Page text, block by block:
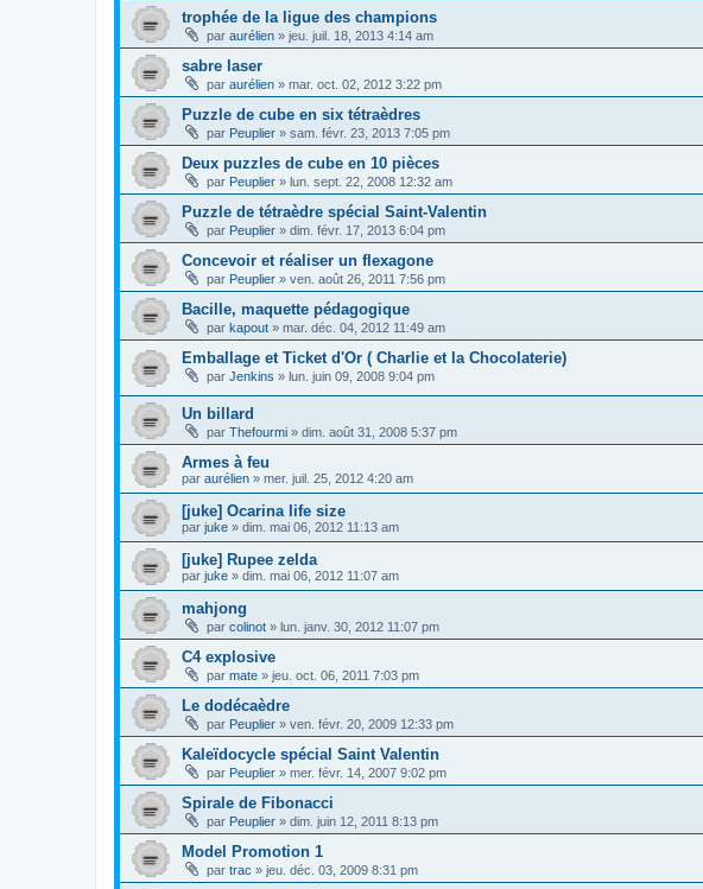
trophée de la ligue des champions
par aurélien » jeu. juil. 18, 2013 4:14 am
sabre laser
par aurélien » mar. oct. 02, 2012 3:22 pm
Puzzle de cube en six tétraèdres
par Peuplier » sam. févr. 23, 2013 7:05 pm
Deux puzzles de cube en 10 pièces
par Peuplier » lun. sept. 22, 2008 12:32 am
Puzzle de tétraèdre spécial Saint-Valentin
par Peuplier » dim. févr. 17, 2013 6:04 pm
Concevoir et réaliser un flexagone
par Peuplier » ven. août 26, 2011 7:56 pm
Bacille, maquette pédagogique
par kapout » mar. déc. 04, 2012 11:49 am
Emballage et Ticket d'Or ( Charlie et la Chocolaterie)
par Jenkins » lun. juin 09, 2008 9:04 pm
Un billard
par Thefourmi » dim. août 31, 2008 5:37 pm
Armes à feu
par aurélien » mer. juil. 25, 2012 4:20 am
[juke] Ocarina life size
par juke » dim. mai 06, 2012 11:13 am
[juke] Rupee zelda
par juke » dim. mai 06, 2012 11:07 am
mahjong
par colinot » lun. janv. 30, 2012 11:07 pm
C4 explosive
par mate » jeu. oct. 06, 2011 7:03 pm
Le dodécaèdre
par Peuplier » ven. févr. 20, 2009 12:33 pm
Kaleïdocycle spécial Saint Valentin
par Peuplier » mer. févr. 14, 2007 9:02 pm
Spirale de Fibonacci
par Peuplier » dim. juin 12, 2011 8:13 pm
Model Promotion 1
par trac » jeu. déc. 03, 2009 8:31 pm